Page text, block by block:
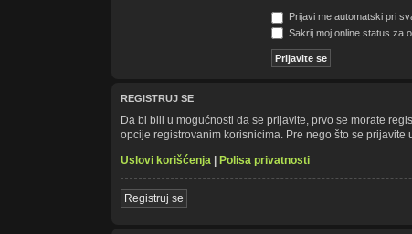
Prijavi me automatski pri
Sakrij moj online status za
REGISTRUJ SE
Da bi bili u mogućnosti da se prijavite, prvo se morate
opcije registrovanim korisnicima. Pre nego što se
Uslovi korišćenja | Polisa privatnosti
Registruj se